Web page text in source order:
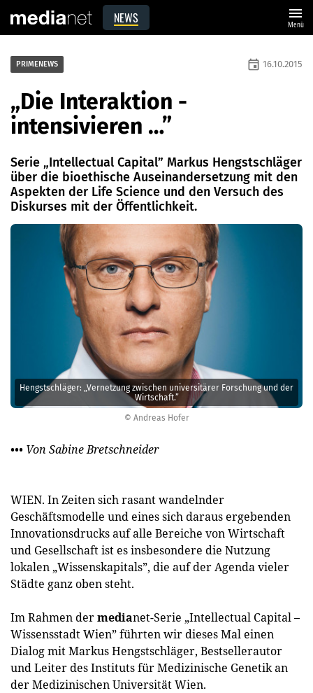
NEWS menu
Menü
© Andreas Hofer
Hengstschläger: „Vernetzung zwischen universitärer Forschung und der
Wirtschaft.”
PRIMENEWS event 16.10.2015
„Die Interaktion ­
intensivieren …”
Serie „Intellectual Capital” Markus Hengstschläger
über die bioethische Auseinandersetzung mit den
Aspekten der Life Science und den Versuch des
Diskurses mit der Öffentlichkeit.
••• Von Sabine Bretschneider
WIEN. In Zeiten sich rasant wandelnder
Geschäftsmodelle und eines sich daraus ergebenden
Innovationsdrucks auf alle Bereiche von Wirtschaft
und Gesellschaft ist es insbesondere die Nutzung
lokalen „Wissenskapitals”, die auf der Agenda vieler
Städte ganz oben steht.
Im Rahmen dermedianet-Serie „Intellectual Capital –
Wissensstadt Wien” führten wir dieses Mal einen
Dialog mit Markus Hengstschläger, Bestsellerautor
und Leiter des Instituts für Medizinische Genetik an
der Medizinischen Universität Wien.